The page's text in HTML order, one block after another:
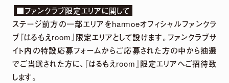
「harmoe」×「HMV」 5周年記念POP UP
SHOPグッズ事後通販 決定！
2026. 07.22
2026年12月13日「京(みやこ) Premium Live
■ファンクラブ限定エリアに関して
ステージ前方の一部エリアをharmoeオフィシャルファンクラ
ブ『はるもえroom』限定エリアとして設けます。ファンクラブサ
イト内の特設応募フォームからご応募された方の中から抽選
でご当選された方に、『はるもえroom』限定エリアへご招待致
します。